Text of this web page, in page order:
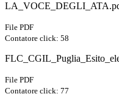
File PDF
Contatore click: 58
File PDF
Contatore click: 77